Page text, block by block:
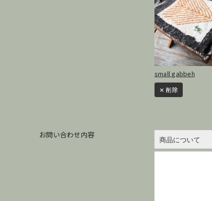
small gabbeh
✕ 削除
お問い合わせ内容